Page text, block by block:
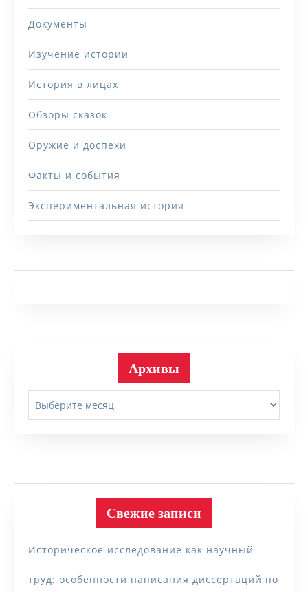
Документы
Изучение истории
История в лицах
Обзоры сказок
Оружие и доспехи
Факты и события
Экспериментальная история
Архивы
Свежие записи
Историческое исследование как научный
труд: особенности написания диссертаций по